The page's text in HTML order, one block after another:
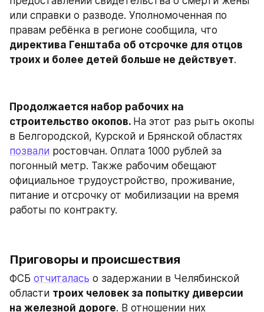
или справки о разводе. Уполномоченная по
директива Генштаба об отсрочке для отцов
троих и более детей больше не действует.
Продолжается набор рабочих на
строительство окопов. На этот раз рыть окопы
позвали ростовчан. Оплата 1000 рублей за
погонный метр. Также рабочим обещают
официальное трудоустройство, проживание,
питание и отсрочку от мобилизации на время
работы по контракту.
Приговоры и происшествия
ФСБ отчиталась о задержании в Челябинской
области троих человек за попытку диверсии
на железной дороге. В отношении них